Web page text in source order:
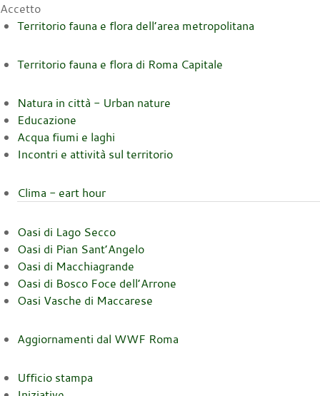
Accetto
Territorio fauna e flora dell’area metropolitana
Territorio fauna e flora di Roma Capitale
Natura in città - Urban nature
Educazione
Acqua fiumi e laghi
Incontri e attività sul territorio
Clima - eart hour
Oasi di Lago Secco
Oasi di Pian Sant’Angelo
Oasi di Macchiagrande
Oasi di Bosco Foce dell’Arrone
Oasi Vasche di Maccarese
Aggiornamenti dal WWF Roma
Ufficio stampa